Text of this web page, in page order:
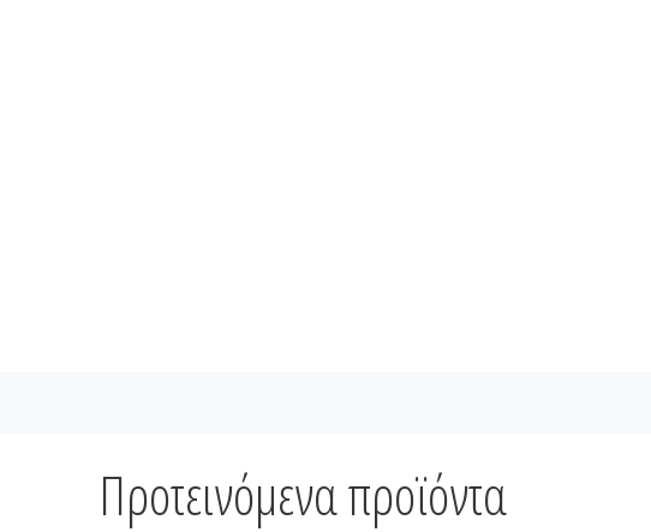
Προτεινόμενα προϊόντα